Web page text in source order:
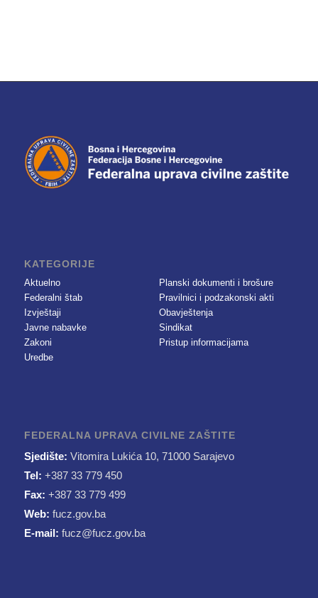
KATEGORIJE
Aktuelno
Federalni štab
Izvještaji
Javne nabavke
Zakoni
Uredbe
Planski dokumenti i brošure
Pravilnici i podzakonski akti
Obavještenja
Sindikat
Pristup informacijama
FEDERALNA UPRAVA CIVILNE ZAŠTITE
Sjedište: Vitomira Lukića 10, 71000 Sarajevo
Tel: +387 33 779 450
Fax: +387 33 779 499
Web: fucz.gov.ba
E-mail: fucz@fucz.gov.ba